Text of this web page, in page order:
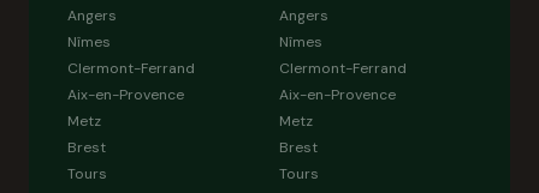
Angers
Nîmes
Clermont-Ferrand
Aix-en-Provence
Metz
Brest
Tours
Angers
Nîmes
Clermont-Ferrand
Aix-en-Provence
Metz
Brest
Tours